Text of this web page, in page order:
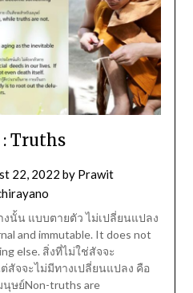
: Truths
22, 2022 by Prawit
งนั้น แบบตายตัว ไม่เปลี่ยนแปลง
and immutable. It does not
else. สิ่งที่ไม่ใช่สัจจะ
สัจจะไม่มีทางเปลี่ยนแปลง คือ
ษย์Non-truths are